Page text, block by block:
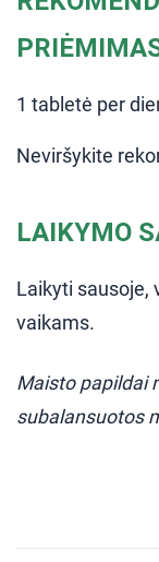
1 tabletė per
Neviršykite
LAIKYMO
Laikyti sausoje,
vaikams.
Maisto papildai
subalansuotos